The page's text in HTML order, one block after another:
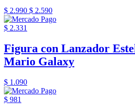
$ 2.990 $ 2.590
$ 2.331
Figura con Lanzador
Mario Galaxy
$ 1.090
$ 981